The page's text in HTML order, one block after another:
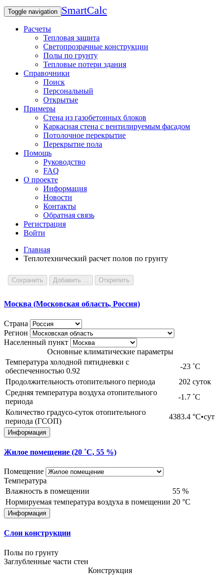
Toggle navigation SmartCalc
Расчеты
Тепловая защита
Светопрозрачные конструкции
Полы по грунту
Тепловые потери здания
Справочники
Поиск
Персональный
Открытые
Примеры
Стена из газобетонных блоков
Каркасная стена с вентилируемым фасадом
Потолочное перекрытие
Перекрытие пола
Помощь
Руководство
FAQ
О проекте
Информация
Новости
Контакты
Обратная связь
Регистрация
Войти
Главная
Теплотехнический расчет полов по грунту
Сохранить Добавить ... Открепить
Москва (Московская область, Россия)
Страна
Регион
Населенный пункт
Основные климатические параметры
Температура холодной пятидневки с
обеспеченностью 0.92
-23 ˚С
Продолжительность отопительного периода
202 суток
Средняя температура воздуха отопительного
периода
-1.7 ˚С
Количество градусо-суток отопительного
периода (ГСОП)
4383.4 °С•сут
Информация
Жилое помещение (20 ˚С, 55 %)
Помещение
Температура
Влажность в помещении
55 %
Нормируемая температура воздуха в помещении 20 °С
Информация
Слои конструкции
Полы по грунту
Заглубленные части стен
Конструкция